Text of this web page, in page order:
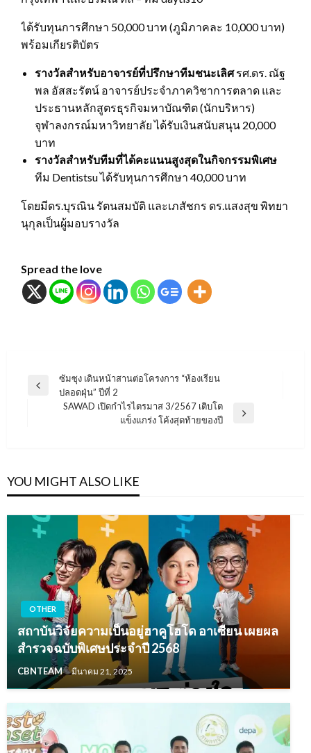
ได้รับทุนการศึกษา 50,000 บาท (ภูมิภาคละ 10,000 บาท)
พร้อมเกียรติบัตร
รางวัลสำหรับอาจารย์ที่ปรึกษาทีมชนะเลิศรศ.ดร. ณัฐ
พล อัสสะรัตน์ อาจารย์ประจำภาควิชาการตลาด และ
ประธานหลักสูตรธุรกิจมหาบัณฑิต (นักบริหาร)
จุฬาลงกรณ์มหาวิทยาลัย ได้รับเงินสนับสนุน 20,000
บาท
รางวัลสำหรับทีมที่ได้คะแนนสูงสุดในกิจกรรมพิเศษ
ทีม Dentistsu ได้รับทุนการศึกษา 40,000 บาท
โดยมีดร.บุรณิน รัตนสมบัติ และเภสัชกร ดร.แสงสุข พิทยา
นุกุลเป็นผู้มอบรางวัล
Spread the love
แนะแนว
Previous
ซัมซุง เดินหน้าสานต่อโครงการ “ห้องเรียน
ปลอดฝุ่น” ปีที่ 2
SAWAD เปิดกำไรไตรมาส 3/2567 เติบโต
แข็งแกร่ง โค้งสุดท้ายของปี
YOU MIGHT ALSO LIKE
OTHER
สถาบันวิจัยความเป็นอยู่ฮาคูโฮโด อาเซียน เผยผล
สำรวจฉบับพิเศษประจำปี 2568
CBNTEAM มีนาคม 21, 2025